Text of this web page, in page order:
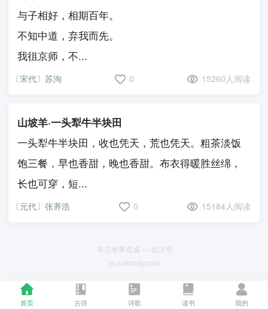
首页 古诗 诗歌 读书 我的
与子相好，相期百年。
不知中道，弃我而先。
我徂京师，不...
〔宋代〕苏洵 0 15260人阅读
山坡羊·一头犁牛半块田
一头犁牛半块田，收也凭天，荒也凭天。粗茶淡饭
饱三餐，早也香甜，晚也香甜。布衣得暖胜丝绵，
长也可穿，短...
〔元代〕张养浩 0 15184人阅读
有志者事竟成 — 后汉书
m.xuebody.com